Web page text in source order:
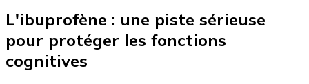
L'ibuprofène : une piste sérieuse
pour protéger les fonctions
cognitives